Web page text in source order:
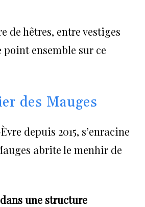
de hêtres, entre vestiges
point ensemble sur ce
des Mauges
depuis 2015, s’enracine
abrite le menhir de
une structure